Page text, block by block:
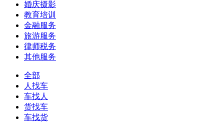
婚庆摄影
教育培训
金融服务
旅游服务
律师税务
其他服务
全部
人找车
车找人
货找车
车找货